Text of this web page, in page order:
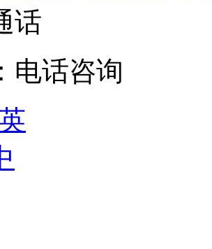
话
电话咨询